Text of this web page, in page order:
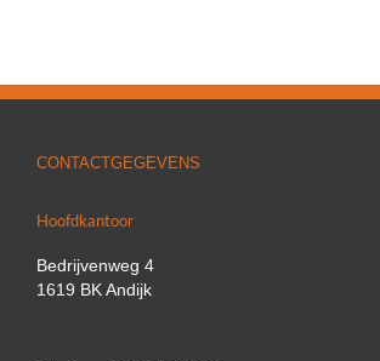
CONTACTGEGEVENS
Hoofdkantoor
Bedrijvenweg 4
1619 BK Andijk